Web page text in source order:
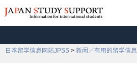
日本留学信息网站JPSS > 新闻／有用的留学信息